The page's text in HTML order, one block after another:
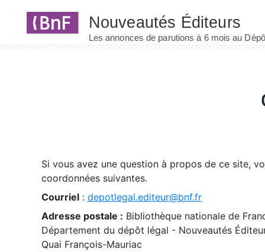
Si vous avez une question à propos de ce site,
coordonnées suivantes.
Courriel : depotlegal.editeur@bnf.fr
Adresse postale : Bibliothèque nationale de
Département du dépôt légal - Nouveautés
Quai François-Mauriac